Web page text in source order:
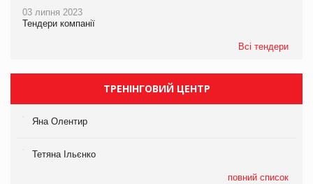
03 липня 2023
Тендери компанії
Всі тендери
ТРЕНІНГОВИЙ ЦЕНТР
Яна Олентир
Тетяна Ільєнко
повний список